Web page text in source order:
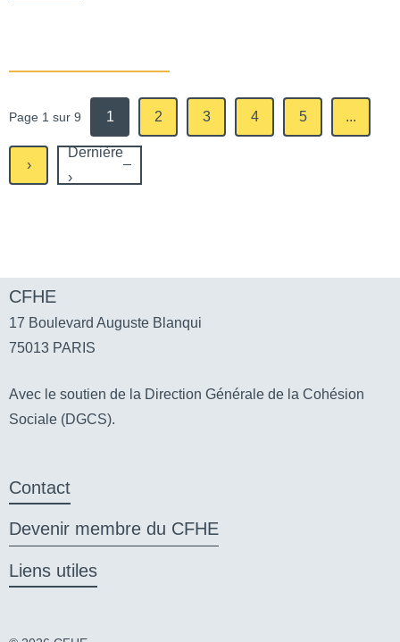
Page 1 sur 9 1 2 3 4 5 ...
›
Dernière
›
CFHE
17 Boulevard Auguste Blanqui
75013 PARIS
Avec le soutien de la Direction Générale de la Cohésion
Sociale (DGCS).
Contact
Devenir membre du CFHE
Liens utiles